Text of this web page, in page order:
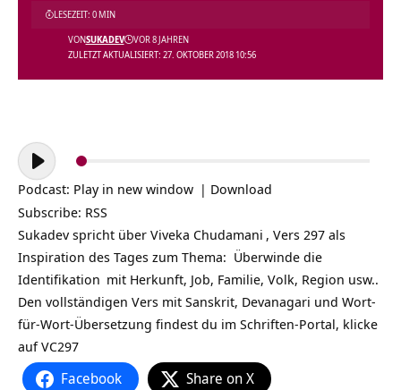
ZULETZT AKTUALISIERT: 27. OKTOBER 2018 10:56
VONSUKADEV VOR 8 JAHREN
LESEZEIT: 0 MIN
Audio-
Player
Podcast: Play in new window | Download
Subscribe: RSS
Sukadev spricht über Viveka Chudamani , Vers 297 als
Inspiration des Tages zum Thema: Überwinde die
Identifikation mit Herkunft, Job, Familie, Volk, Region usw..
Den vollständigen Vers mit Sanskrit, Devanagari und Wort-
für-Wort-Übersetzung findest du im Schriften-Portal, klicke
aufVC297
Facebook Share on X